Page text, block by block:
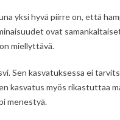
yksi hyvä piirre on, että
ovat
miellyttävä.
Sen kasvatuksessa ei
kasvatus myös rikastuttaa
menestyä.